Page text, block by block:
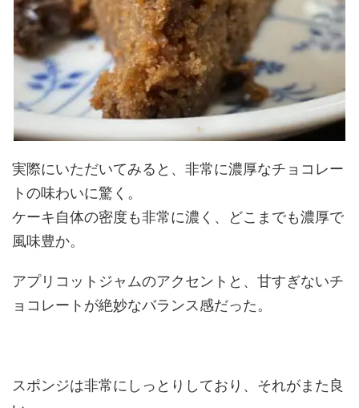
実際にいただいてみると、非常に濃厚なチョコレー
トの味わいに驚く。
ケーキ自体の密度も非常に濃く、どこまでも濃厚で
風味豊か。
アプリコットジャムのアクセントと、甘すぎないチ
ョコレートが絶妙なバランス感だった。
スポンジは非常にしっとりしており、それがまた良